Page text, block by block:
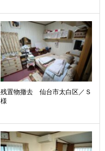
残置物撤去 仙台市太白区／Ｓ
様